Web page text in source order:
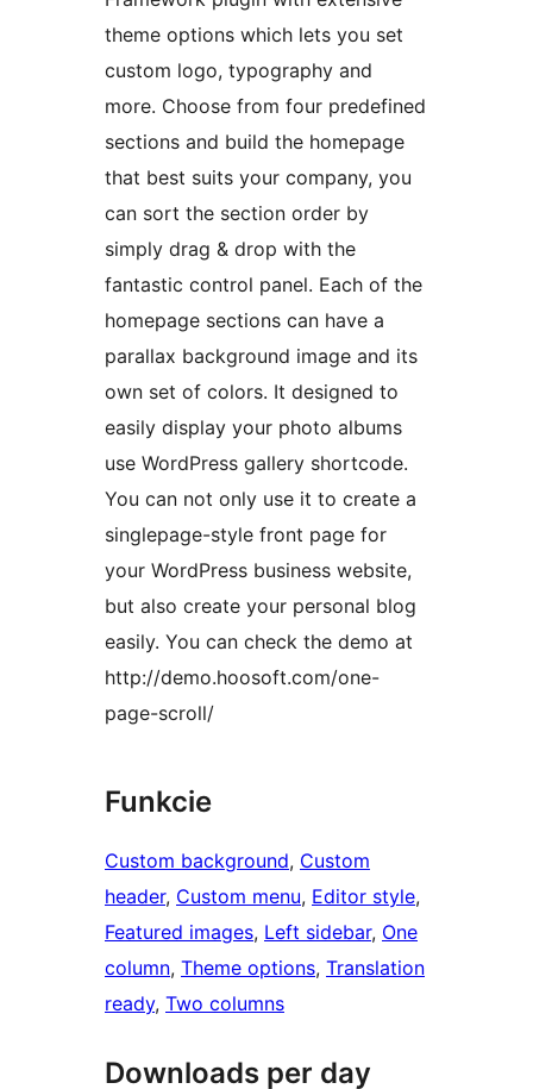
theme options which lets you set
custom logo, typography and
more. Choose from four predefined
sections and build the homepage
that best suits your company, you
can sort the section order by
simply drag & drop with the
fantastic control panel. Each of the
homepage sections can have a
parallax background image and its
own set of colors. It designed to
easily display your photo albums
use WordPress gallery shortcode.
You can not only use it to create a
singlepage-style front page for
your WordPress business website,
but also create your personal blog
easily. You can check the demo at
http://demo.hoosoft.com/one-
page-scroll/
Funkcie
Custom background, Custom
header, Custom menu, Editor style
Featured images, Left sidebar, One
column, Theme options, Translation
ready, Two columns
Downloads per day